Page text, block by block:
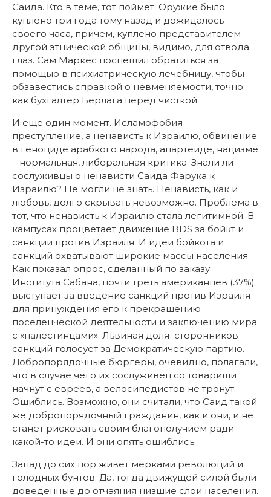
Саида. Кто в теме, тот поймет. Оружие было
куплено три года тому назад и дожидалось
своего часа, причем, куплено представителем
другой этнической общины, видимо, для отвода
глаз. Сам Маркес поспешил обратиться за
помощью в психиатрическую лечебницу, чтобы
обзавестись справкой о невменяемости, точно
как бухгалтер Берлага перед чисткой.
И еще один момент. Исламофобия –
преступление, а ненависть к Израилю, обвинение
в геноциде арабкого народа, апартеиде, нацизме
– нормальная, либеральная критика. Знали ли
сослуживцы о ненависти Саида Фарука к
Израилю? Не могли не знать. Ненависть, как и
любовь, долго скрывать невозможно. Проблема в
тот, что ненависть к Израилю стала легитимной. В
кампусах процветает движение BDS за бойкт и
санкции против Израиля. И идеи бойкота и
санкций охватывают широкие массы населения.
Как показал опрос, сделанный по заказу
Института Сабана, почти треть американцев (37%)
выступает за введение санкций против Израиля
для принуждения его к прекращению
поселенческой деятельности и заключению мира
с «палестинцами». Львиная доля сторонников
санкций голосует за Демократическую партию.
Добропорядочные бюргеры, очевидно, полагали,
что в случае чего их сослуживец со товарищи
начнут с евреев, а велосипедистов не тронут.
Ошиблись. Возможно, они считали, что Саид такой
же добропорядочный гражданин, как и они, и не
станет рисковать своим благополучием ради
какой-то идеи. И они опять ошиблись.
Запад до сих пор живет мерками революций и
голодных бунтов. Да, тогда движущей силой были
доведенные до отчаяния низшие слои населения.